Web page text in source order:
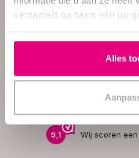
verzameld op basis van uw
Alles
9,1 Wij scoren een